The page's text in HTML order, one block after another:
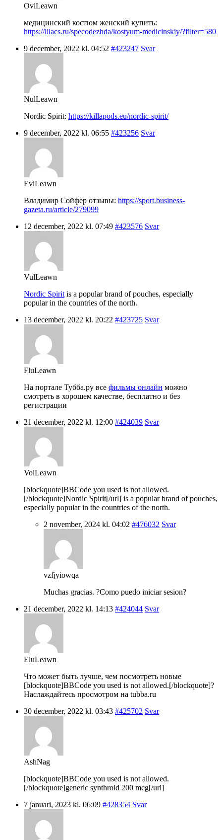
OviLeawn
медицинский костюм женский купить:
https://lilacs.ru/specodezhda/kostyum-medicinskiy/?filter=580
9 december, 2022 kl. 04:52 #423247 Svar
NulLeawn
Nordic Spirit: https://killapods.eu/nordic-spirit/
9 december, 2022 kl. 06:55 #423256 Svar
EviLeawn
Владимир Сойфер отзывы: https://sport.business-
gazeta.ru/article/279099
12 december, 2022 kl. 07:49 #423576 Svar
VulLeawn
Nordic Spirit is a popular brand of pouches, especially
popular in the countries of the north.
13 december, 2022 kl. 20:22 #423725 Svar
FluLeawn
На портале Тубба.ру все фильмы онлайн можно
смотреть в хорошем качестве, бесплатно и без
регистрации
21 december, 2022 kl. 12:00 #424039 Svar
VolLeawn
[blockquote]BBCode you used is not allowed.
[/blockquote]Nordic Spirit[/url] is a popular brand of pouches,
especially popular in the countries of the north.
2 november, 2024 kl. 04:02 #476032 Svar
vzfjyiowqa
Muchas gracias. ?Como puedo iniciar sesion?
21 december, 2022 kl. 14:13 #424044 Svar
EluLeawn
Что может быть лучше, чем посмотреть новые
[blockquote]BBCode you used is not allowed.[/blockquote]?
Наслаждайтесь просмотром на tubba.ru
30 december, 2022 kl. 03:43 #425702 Svar
AshNag
[blockquote]BBCode you used is not allowed.
[/blockquote]generic synthroid 200 mcg[/url]
7 januari, 2023 kl. 06:09 #428354 Svar